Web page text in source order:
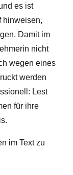
es ist
hinweisen,
Damit im
nicht
wegen eines
werden
Lest
für ihre
im Text zu